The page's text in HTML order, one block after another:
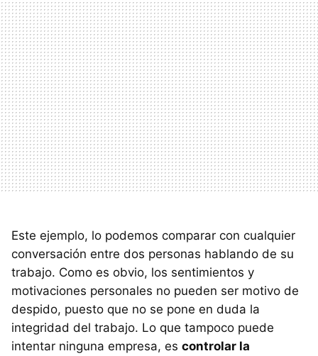
Este ejemplo, lo podemos comparar con cualquier
conversación entre dos personas hablando de su
trabajo. Como es obvio, los sentimientos y
motivaciones personales no pueden ser motivo de
despido, puesto que no se pone en duda la
integridad del trabajo. Lo que tampoco puede
intentar ninguna empresa, es controlar la